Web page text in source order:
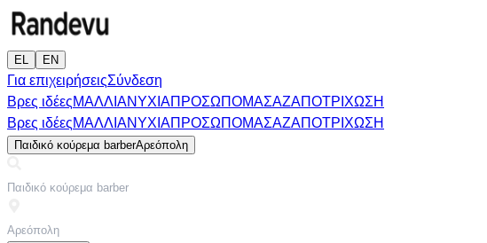
EL EN
Για επιχειρήσειςΣύνδεση
Βρες ιδέεςΜΑΛΛΙΑΝΥΧΙΑΠΡΟΣΩΠΟΜΑΣΑΖΑΠΟΤΡΙΧΩΣΗ
Βρες ιδέεςΜΑΛΛΙΑΝΥΧΙΑΠΡΟΣΩΠΟΜΑΣΑΖΑΠΟΤΡΙΧΩΣΗ
Παιδικό κούρεμα barberΑρεόπολη